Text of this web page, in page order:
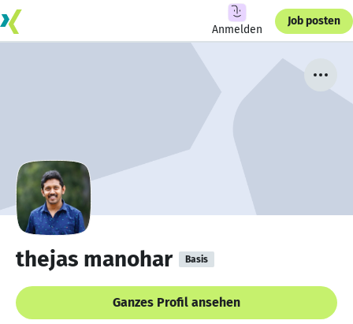
Anmelden
Job posten
thejas manohar Basis
Ganzes Profil ansehen